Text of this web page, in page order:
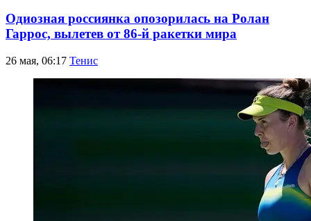
Одиозная россиянка опозорилась на Ролан
Гаррос, вылетев от 86-й ракетки мира
26 мая, 06:17 Тенис